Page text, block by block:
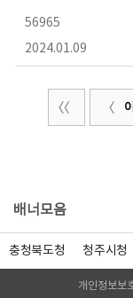
56965
2024.01.09
배너모음
충청북도청 청주시청
개인정보보